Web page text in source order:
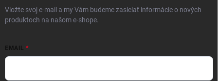
Vložte svoj e-mail a my Vám budeme zasielať informácie o nových
produktoch na našom e-shope.
EMAIL